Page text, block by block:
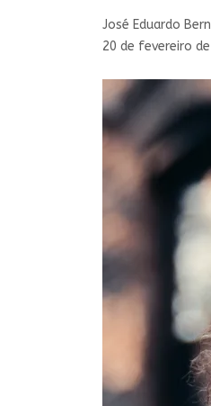
José Eduardo
20 de fevereiro